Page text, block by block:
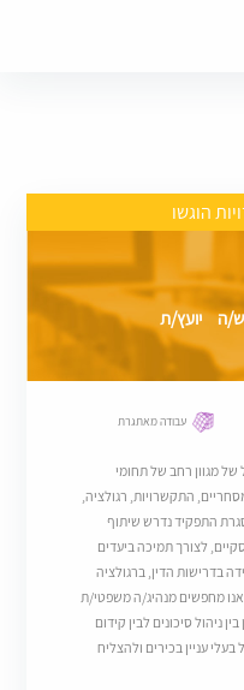
הוגשו
ה יועץ/ת
עבודה מאתגרת
מגוון רחב של תחומי
התקשרויות, רגולציה,
התפקיד נדרש שיתוף
לצורך תמיכה ביעדים
בדרישות הדין, ברגולציה
מחפשים מנהיג/ה משפטי/ת
ניהול סיכונים לבין קידום
עניין בכירים ולהצליח